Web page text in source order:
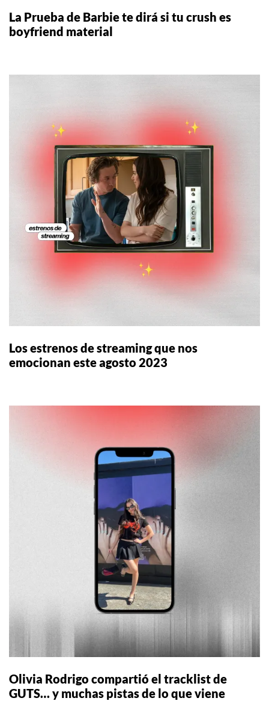
La Prueba de Barbie te dirá si tu crush es
boyfriend material
Los estrenos de streaming que nos
emocionan este agosto 2023
Olivia Rodrigo compartió el tracklist de
GUTS… y muchas pistas de lo que viene